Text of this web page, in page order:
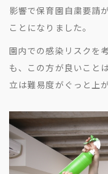
影響で保育園自粛要請
ことになりました。
園内での感染リスクを
も、この方が良いこと
立は難易度がぐっと上